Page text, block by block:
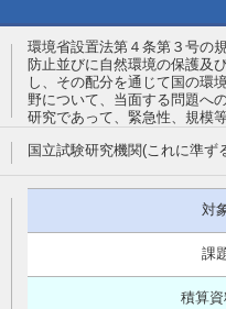
環境省設置法第４条第３号の
防止並びに自然環境の保護及
し、その配分を通じて国の環
野について、当面する問題へ
研究であって、緊急性、規模
国立試験研究機関(これに準
対
課
積算